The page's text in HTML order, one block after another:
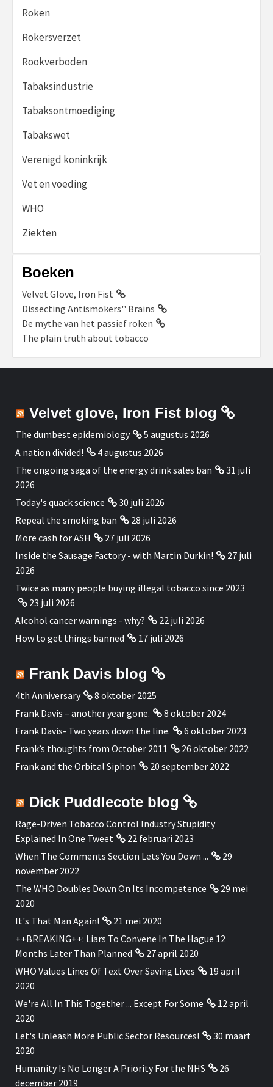
Roken
Rokersverzet
Rookverboden
Tabaksindustrie
Tabaksontmoediging
Tabakswet
Verenigd koninkrijk
Vet en voeding
WHO
Ziekten
Boeken
Velvet Glove, Iron Fist
Dissecting Antismokers'' Brains
De mythe van het passief roken
The plain truth about tobacco
Velvet glove, Iron Fist blog
The dumbest epidemiology
5 augustus 2026
A nation divided!
4 augustus 2026
The ongoing saga of the energy drink sales ban
31 juli
2026
Today's quack science
30 juli 2026
Repeal the smoking ban
28 juli 2026
More cash for ASH
27 juli 2026
Inside the Sausage Factory - with Martin Durkin!
27 juli
2026
Twice as many people buying illegal tobacco since 2023
23 juli 2026
Alcohol cancer warnings - why?
22 juli 2026
How to get things banned
17 juli 2026
Frank Davis blog
4th Anniversary
8 oktober 2025
Frank Davis – another year gone.
8 oktober 2024
Frank Davis- Two years down the line.
6 oktober 2023
Frank’s thoughts from October 2011
26 oktober 2022
Frank and the Orbital Siphon
20 september 2022
Dick Puddlecote blog
Rage-Driven Tobacco Control Industry Stupidity
Explained In One Tweet
22 februari 2023
When The Comments Section Lets You Down ...
29
november 2022
The WHO Doubles Down On Its Incompetence
29 mei
2020
It's That Man Again!
21 mei 2020
++BREAKING++: Liars To Convene In The Hague 12
Months Later Than Planned
27 april 2020
WHO Values Lines Of Text Over Saving Lives
19 april
2020
We're All In This Together ... Except For Some
12 april
2020
Let's Unleash More Public Sector Resources!
30 maart
2020
Humanity Is No Longer A Priority For the NHS
26
december 2019